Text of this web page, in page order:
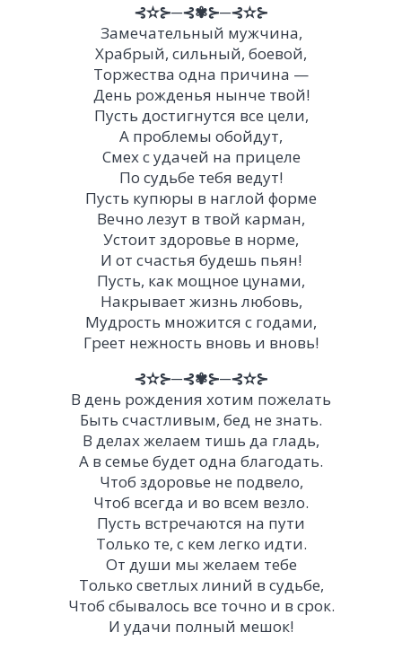
⊰✫⊱─⊰✾⊱─⊰✫⊱
Замечательный мужчина,
Храбрый, сильный, боевой,
Торжества одна причина —
День рожденья нынче твой!
Пусть достигнутся все цели,
А проблемы обойдут,
Смех с удачей на прицеле
По судьбе тебя ведут!
Пусть купюры в наглой форме
Вечно лезут в твой карман,
Устоит здоровье в норме,
И от счастья будешь пьян!
Пусть, как мощное цунами,
Накрывает жизнь любовь,
Мудрость множится с годами,
Греет нежность вновь и вновь!
⊰✫⊱─⊰✾⊱─⊰✫⊱
В день рождения хотим пожелать
Быть счастливым, бед не знать.
В делах желаем тишь да гладь,
А в семье будет одна благодать.
Чтоб здоровье не подвело,
Чтоб всегда и во всем везло.
Пусть встречаются на пути
Только те, с кем легко идти.
От души мы желаем тебе
Только светлых линий в судьбе,
Чтоб сбывалось все точно и в срок.
И удачи полный мешок!